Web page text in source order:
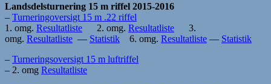
Landsdelsturnering 15 m riffel 2015-2016
– Turneringoversigt 15 m .22 riffel
1. omg. Resultatliste 2. omg. Resultatliste 3.
omg. Resultatliste — Statistik 6. omg. Resultatliste — Statistik
– Turneringsoversigt 15 m luftriffel
– 2. omg Resultatliste